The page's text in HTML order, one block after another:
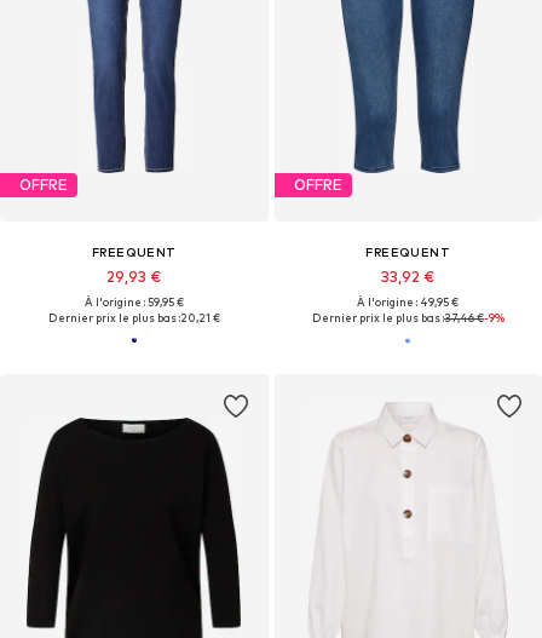
OFFRE
FREEQUENT
29,93 €
À l'origine : 59,95 €
Dernier prix le plus bas :20,21 €
OFFRE
FREEQUENT
33,92 €
À l'origine : 49,95 €
Dernier prix le plus bas :37,46 €-9%